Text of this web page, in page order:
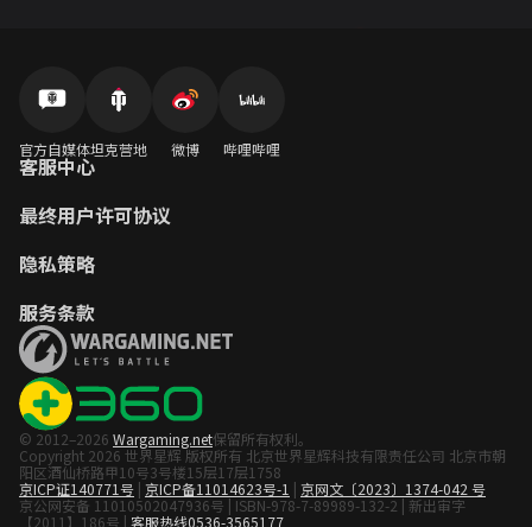
官方自媒体坦克营地 微博 哔哩哔哩
客服中心
最终用户许可协议
隐私策略
服务条款
© 2012–2026 Wargaming.net保留所有权利。
Copyright 2026 世界星辉 版权所有 北京世界星辉科技有限责任公司 北京市朝
阳区酒仙桥路甲10号3号楼15层17层1758
京ICP证140771号 | 京ICP备11014623号-1 | 京网文〔2023〕1374-042 号
京公网安备 11010502047936号 | ISBN-978-7-89989-132-2 | 新出审字
【2011】186号 | 客服热线0536-3565177